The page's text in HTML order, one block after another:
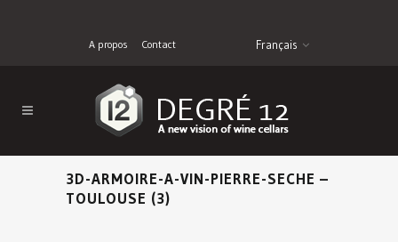
A propos Contact Français
3D-ARMOIRE-A-VIN-PIERRE-SECHE –
TOULOUSE (3)